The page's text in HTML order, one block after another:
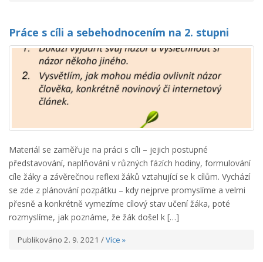
Práce s cíli a sebehodnocením na 2. stupni
Materiál se zaměřuje na práci s cíli – jejich postupné
představování, naplňování v různých fázích hodiny, formulování
cíle žáky a závěrečnou reflexi žáků vztahující se k cílům. Vychází
se zde z plánování pozpátku – kdy nejprve promyslíme a velmi
přesně a konkrétně vymezíme cílový stav učení žáka, poté
rozmyslíme, jak poznáme, že žák došel k […]
Publikováno 2. 9. 2021 /Více »